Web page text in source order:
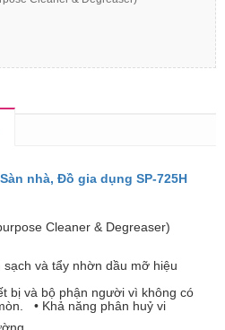
nhà, Đồ gia dụng SP-725H
Cleaner & Degreaser)
và tẩy nhờn dầu mỡ hiệu
bị và bộ phận người vì không có
• Khả năng phân huỷ vi